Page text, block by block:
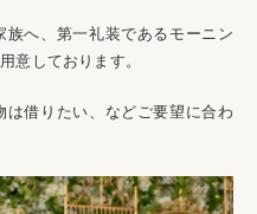
へ、第一礼装であるモーニン
意しております。
借りたい、などご要望に合わ